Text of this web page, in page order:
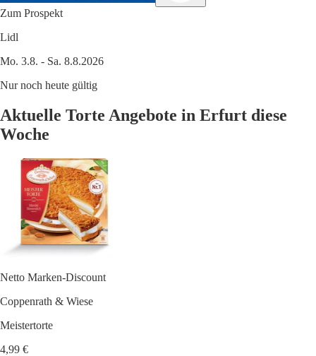
Zum Prospekt
Lidl
Mo. 3.8. - Sa. 8.8.2026
Nur noch heute gültig
Aktuelle Torte Angebote in Erfurt diese
Woche
Netto Marken-Discount
Coppenrath & Wiese
Meistertorte
4,99 €